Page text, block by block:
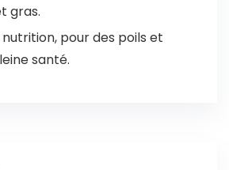
gras.
pour des poils et
santé.